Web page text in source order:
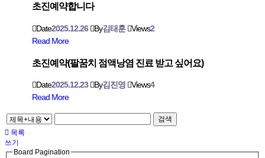
초진예약합니다
Date2025.12.26 By김태훈 Views2
Read More
초진예약(팔꿈치 점액낭염 진료 받고 싶어요)
Date2025.12.23 By김진영 Views4
Read More
검색
목록
쓰기
Board Pagination